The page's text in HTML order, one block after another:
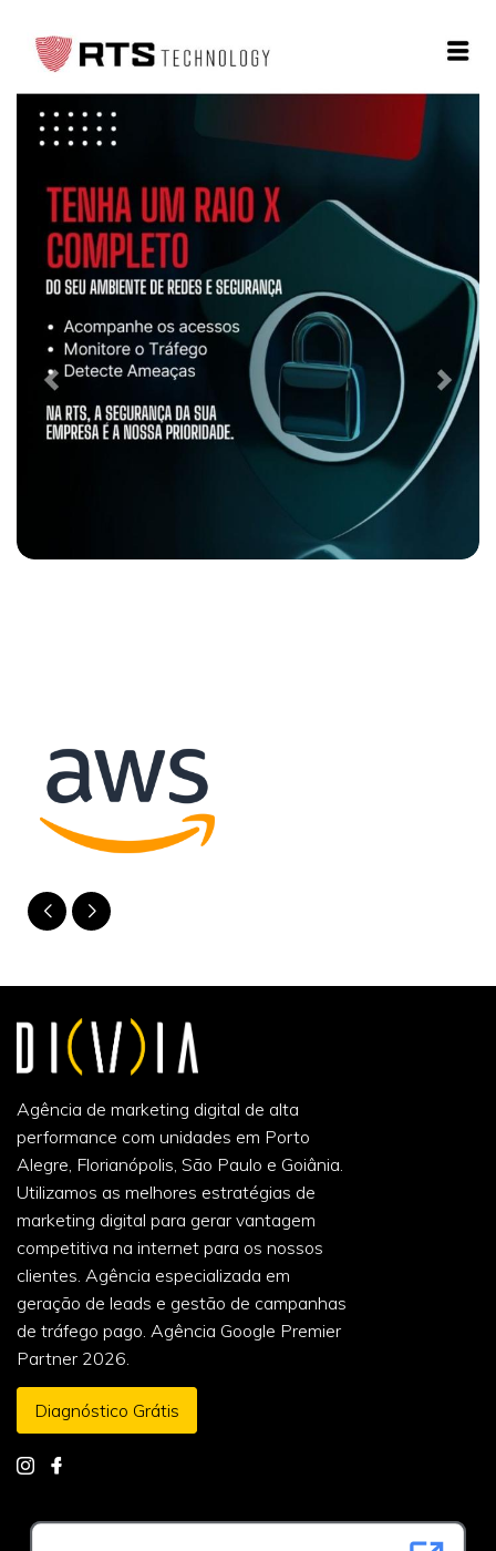
Agência de marketing digital de alta
performance com unidades em Porto
Alegre, Florianópolis, São Paulo e Goiânia.
Utilizamos as melhores estratégias de
marketing digital para gerar vantagem
competitiva na internet para os nossos
clientes. Agência especializada em
geração de leads e gestão de campanhas
de tráfego pago. Agência Google Premier
Partner 2026.
Diagnóstico Grátis